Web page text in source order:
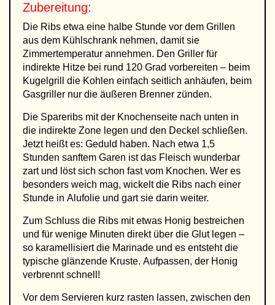
Zubereitung:
Die Ribs etwa eine halbe Stunde vor dem Grillen
aus dem Kühlschrank nehmen, damit sie
Zimmertemperatur annehmen. Den Griller für
indirekte Hitze bei rund 120 Grad vorbereiten – beim
Kugelgrill die Kohlen einfach seitlich anhäufen, beim
Gasgriller nur die äußeren Brenner zünden.
Die Spareribs mit der Knochenseite nach unten in
die indirekte Zone legen und den Deckel schließen.
Jetzt heißt es: Geduld haben. Nach etwa 1,5
Stunden sanftem Garen ist das Fleisch wunderbar
zart und löst sich schon fast vom Knochen. Wer es
besonders weich mag, wickelt die Ribs nach einer
Stunde in Alufolie und gart sie darin weiter.
Zum Schluss die Ribs mit etwas Honig bestreichen
und für wenige Minuten direkt über die Glut legen –
so karamellisiert die Marinade und es entsteht die
typische glänzende Kruste. Aufpassen, der Honig
verbrennt schnell!
Vor dem Servieren kurz rasten lassen, zwischen den